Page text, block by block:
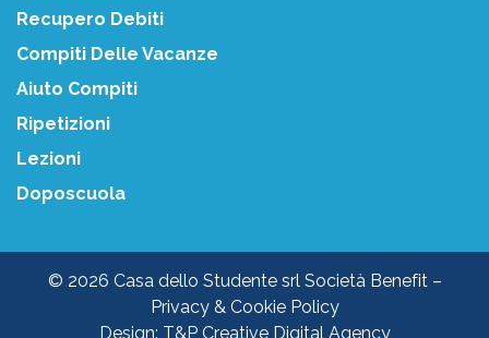
Recupero Debiti
Compiti Delle Vacanze
Aiuto Compiti
Ripetizioni
Lezioni
Doposcuola
© 2026 Casa dello Studente srl Società Benefit –
Privacy & Cookie Policy
Design: T&P Creative Digital Agency